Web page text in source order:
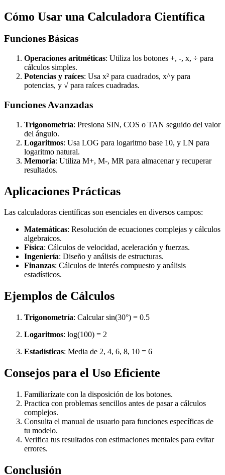
Cómo Usar una Calculadora Científica
Funciones Básicas
Operaciones aritméticas: Utiliza los botones +, -, x, ÷ para
cálculos simples.
Potencias y raíces: Usa x² para cuadrados, x^y para
potencias, y √ para raíces cuadradas.
Funciones Avanzadas
Trigonometría: Presiona SIN, COS o TAN seguido del valor
del ángulo.
Logaritmos: Usa LOG para logaritmo base 10, y LN para
logaritmo natural.
Memoria: Utiliza M+, M-, MR para almacenar y recuperar
resultados.
Aplicaciones Prácticas
Las calculadoras científicas son esenciales en diversos campos:
Matemáticas: Resolución de ecuaciones complejas y cálculos
algebraicos.
Física: Cálculos de velocidad, aceleración y fuerzas.
Ingeniería: Diseño y análisis de estructuras.
Finanzas: Cálculos de interés compuesto y análisis
estadísticos.
Ejemplos de Cálculos
Trigonometría: Calcular sin(30°) = 0.5
Logaritmos: log(100) = 2
Estadísticas: Media de 2, 4, 6, 8, 10 = 6
Consejos para el Uso Eficiente
Familiarízate con la disposición de los botones.
Practica con problemas sencillos antes de pasar a cálculos
complejos.
Consulta el manual de usuario para funciones específicas de
tu modelo.
Verifica tus resultados con estimaciones mentales para evitar
errores.
Conclusión